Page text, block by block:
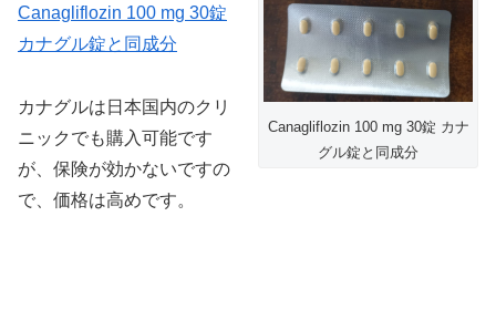
Canagliflozin 100 mg 30錠 カナ
グル錠と同成分
Canagliflozin 100 mg 30錠
カナグル錠と同成分
カナグルは日本国内のクリ
ニックでも購入可能です
が、保険が効かないですの
で、価格は高めです。